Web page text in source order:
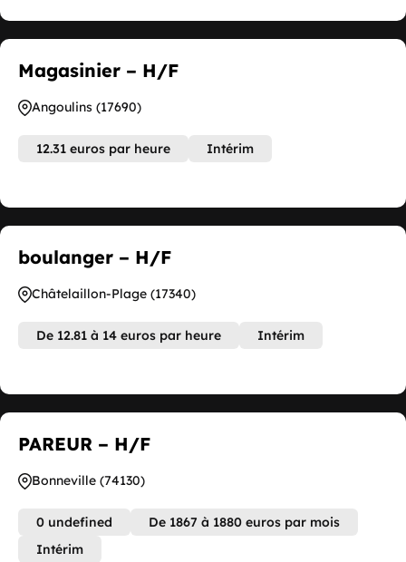
Magasinier – H/F
Angoulins (17690)
12.31 euros par heure Intérim
boulanger – H/F
Châtelaillon-Plage (17340)
De 12.81 à 14 euros par heure Intérim
PAREUR – H/F
Bonneville (74130)
0 undefined
De 1867 à 1880 euros par mois
Intérim